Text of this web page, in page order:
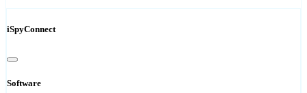
iSpyConnect
Software